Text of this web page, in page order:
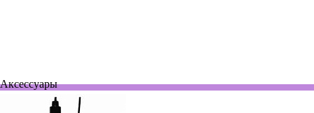
Аксессуары